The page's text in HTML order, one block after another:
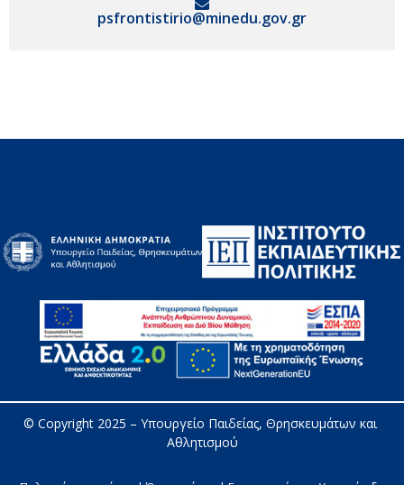
psfrontistirio@minedu.gov.gr
© Copyright 2025 – Υπουργείο Παιδείας, Θρησκευμάτων και
Αθλητισμού